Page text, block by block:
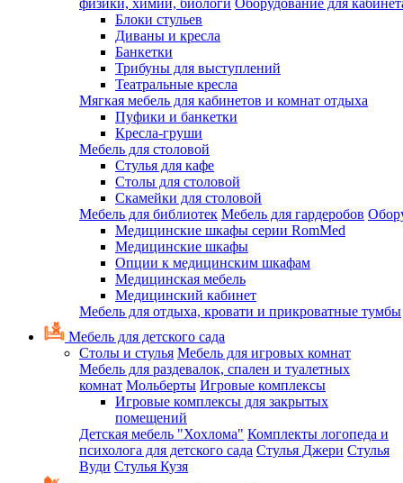
физики, химии, биологи Оборудование для
Блоки стульев
Диваны и кресла
Банкетки
Трибуны для выступлений
Театральные кресла
Мягкая мебель для кабинетов и комнат отдыха
Пуфики и банкетки
Кресла-груши
Мебель для столовой
Cтулья для кафе
Cтолы для столовой
Скамейки для столовой
Мебель для библиотек Мебель для гардеробов
Медицинские шкафы серии RomMed
Медицинские шкафы
Опции к медицинским шкафам
Медицинская мебель
Медицинский кабинет
Мебель для отдыха, кровати и прикроватные тумбы
Мебель для детского сада
Столы и стулья Мебель для игровых комнат
Мебель для раздевалок, спален и туалетных
комнат Мольберты Игровые комплексы
Игровые комплексы для закрытых
помещений
Детская мебель "Хохлома" Комплекты логопеда и
психолога для детского сада Стулья Джери Стулья
Вуди Стулья Кузя